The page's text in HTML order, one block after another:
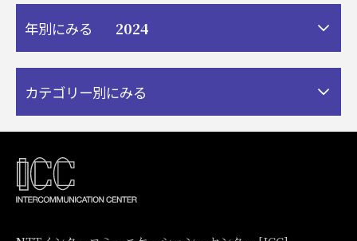
年別にみる 2024
カテゴリー別にみる